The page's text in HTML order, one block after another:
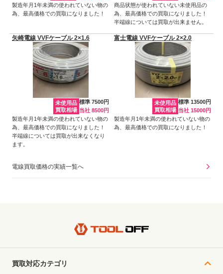
製造年月1年未満の使われていない物の
為、最高価格での買取になりました！
商品状態が使われていない未使用品の
為、最高価格での買取になりました！
半端線については買取が出来ません。
矢崎電線 VVFケーブル 2×1.6
未使用品
買取相場
標準 7500円
当社 8500円
製造年月1年未満の使われていない物の
為、最高価格での買取になりました！
半端線については買取が出来なくなり
ます。
富士電線 VVFケーブル 2×2.0
未使用品
買取相場
標準 13500円
当社 15000円
製造年月1年未満の使われていない物の
為、最高価格での買取になりました！
電線買取価格の実績一覧へ
買取対応カテゴリ